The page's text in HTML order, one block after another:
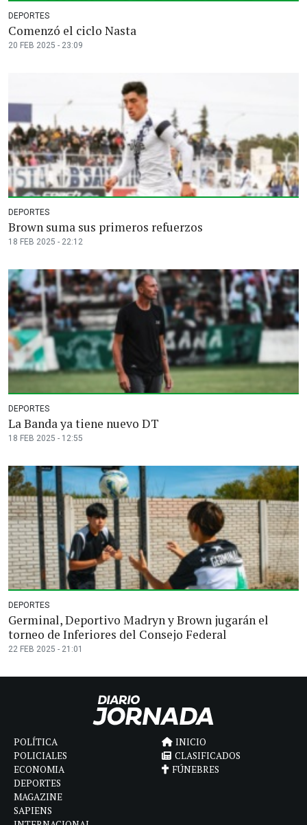
DEPORTES
Comenzó el ciclo Nasta
20 FEB 2025 - 23:09
DEPORTES
Brown suma sus primeros refuerzos
18 FEB 2025 - 22:12
DEPORTES
La Banda ya tiene nuevo DT
18 FEB 2025 - 12:55
DEPORTES
Germinal, Deportivo Madryn y Brown jugarán el
torneo de Inferiores del Consejo Federal
22 FEB 2025 - 21:01
POLÍTICA
POLICIALES
ECONOMIA
DEPORTES
MAGAZINE
SAPIENS
INICIO
CLASIFICADOS
FÚNEBRES